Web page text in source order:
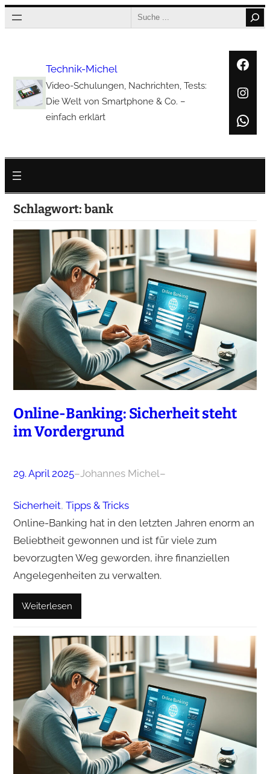
Zum
Inhalt
Search
Technik-Michel
Video-Schulungen, Nachrichten, Tests:
Die Welt von Smartphone & Co. –
einfach erklärt
Schlagwort: bank
Online-Banking: Sicherheit steht
im Vordergrund
29. April 2025–Johannes Michel–
Sicherheit, Tipps & Tricks
Online-Banking hat in den letzten Jahren enorm an
Beliebtheit gewonnen und ist für viele zum
bevorzugten Weg geworden, ihre finanziellen
Angelegenheiten zu verwalten.
Weiterlesen